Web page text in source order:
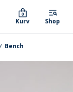
Kurv
0
Shop
Bench